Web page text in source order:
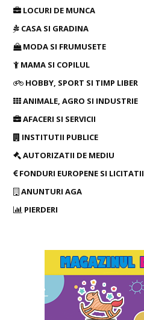
LOCURI DE MUNCA
CASA SI GRADINA
MODA SI FRUMUSETE
MAMA SI COPILUL
HOBBY, SPORT SI TIMP LIBER
ANIMALE, AGRO SI INDUSTRIE
AFACERI SI SERVICII
INSTITUTII PUBLICE
AUTORIZATII DE MEDIU
FONDURI EUROPENE SI LICITATII
ANUNTURI AGA
PIERDERI